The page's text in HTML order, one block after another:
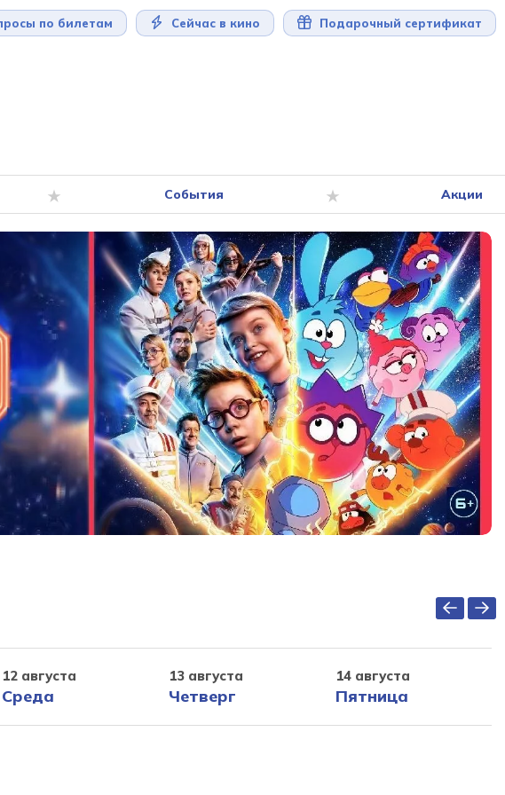
по билетам Сейчас в кино Подарочный сертификат
События Акции
12 августа
Среда
13 августа
Четверг
14 августа
Пятница